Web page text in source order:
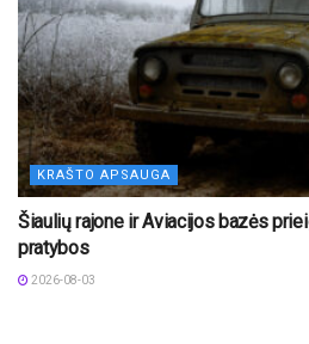
KRAŠTO APSAUGA
Šiaulių rajone ir Aviacijos bazės
pratybos
2026-08-03